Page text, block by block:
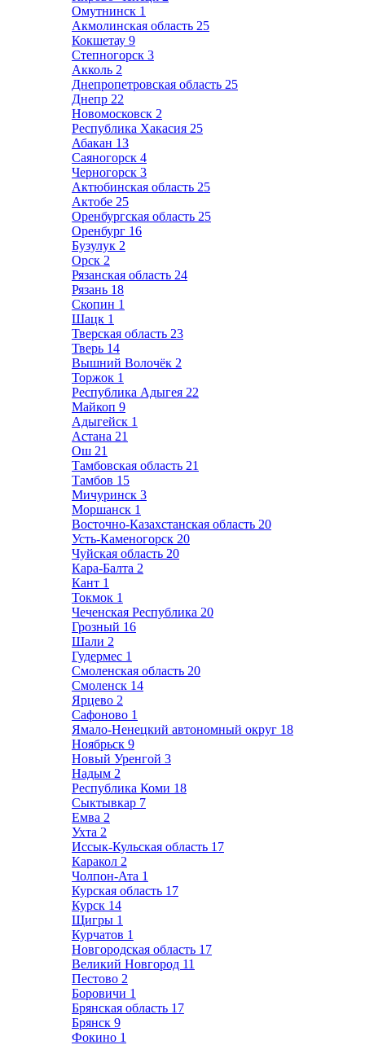
Омутнинск 1
Акмолинская область 25
Кокшетау 9
Степногорск 3
Акколь 2
Днепропетровская область 25
Днепр 22
Новомосковск 2
Республика Хакасия 25
Абакан 13
Саяногорск 4
Черногорск 3
Актюбинская область 25
Актобе 25
Оренбургская область 25
Оренбург 16
Бузулук 2
Орск 2
Рязанская область 24
Рязань 18
Скопин 1
Шацк 1
Тверская область 23
Тверь 14
Вышний Волочёк 2
Торжок 1
Республика Адыгея 22
Майкоп 9
Адыгейск 1
Астана 21
Ош 21
Тамбовская область 21
Тамбов 15
Мичуринск 3
Моршанск 1
Восточно-Казахстанская область 20
Усть-Каменогорск 20
Чуйская область 20
Кара-Балта 2
Кант 1
Токмок 1
Чеченская Республика 20
Грозный 16
Шали 2
Гудермес 1
Смоленская область 20
Смоленск 14
Ярцево 2
Сафоново 1
Ямало-Ненецкий автономный округ 18
Ноябрьск 9
Новый Уренгой 3
Надым 2
Республика Коми 18
Сыктывкар 7
Емва 2
Ухта 2
Иссык-Кульская область 17
Каракол 2
Чолпон-Ата 1
Курская область 17
Курск 14
Щигры 1
Курчатов 1
Новгородская область 17
Великий Новгород 11
Пестово 2
Боровичи 1
Брянская область 17
Брянск 9
Фокино 1